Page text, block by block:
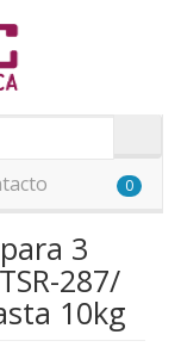
0
3
287/
10kg